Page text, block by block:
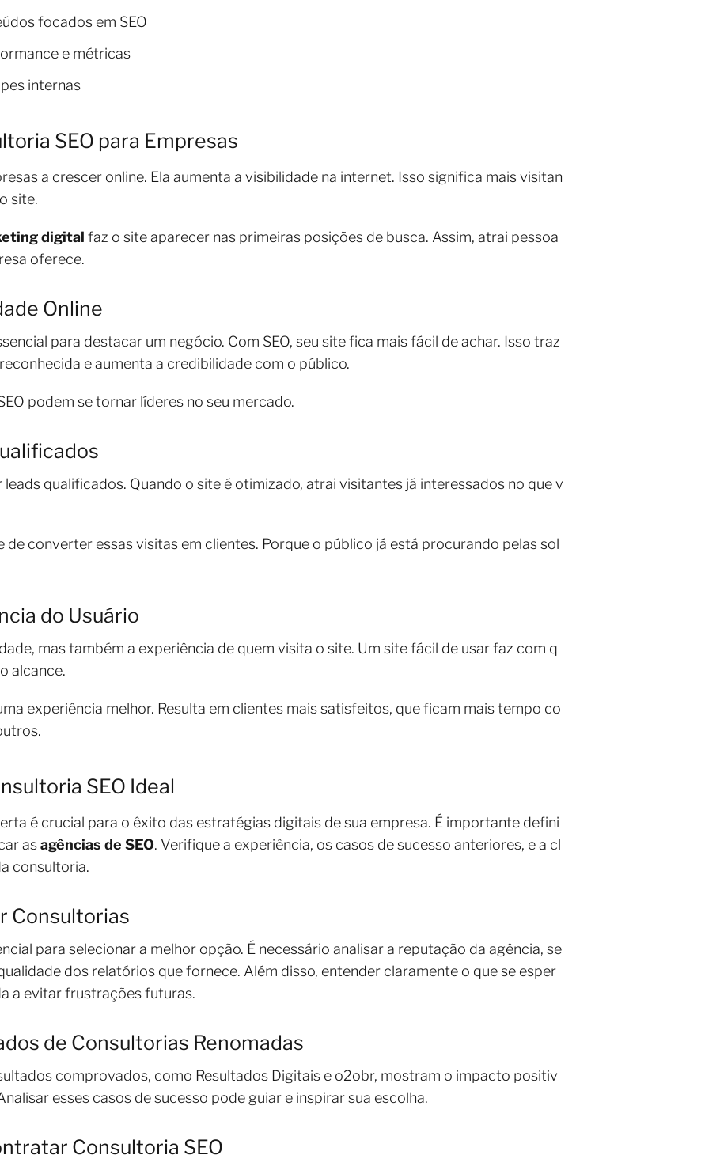
focados em SEO
e métricas
internas
SEO para Empresas
a crescer online. Ela aumenta a visibilidade na internet. Isso significa mais visitan
site.
digital faz o site aparecer nas primeiras posições de busca. Assim, atrai pessoa
oferece.
Online
para destacar um negócio. Com SEO, seu site fica mais fácil de achar. Isso traz
e aumenta a credibilidade com o público.
podem se tornar líderes no seu mercado.
leads qualificados. Quando o site é otimizado, atrai visitantes já interessados no que v
de converter essas visitas em clientes. Porque o público já está procurando pelas sol
do Usuário
mas também a experiência de quem visita o site. Um site fácil de usar faz com q
alcance.
experiência melhor. Resulta em clientes mais satisfeitos, que ficam mais tempo co
SEO Ideal
é crucial para o êxito das estratégias digitais de sua empresa. É importante defini
asagências de SEO. Verifique a experiência, os casos de sucesso anteriores, e a cl
consultoria.
Consultorias
para selecionar a melhor opção. É necessário analisar a reputação da agência, se
dos relatórios que fornece. Além disso, entender claramente o que se esper
a evitar frustrações futuras.
de Consultorias Renomadas
comprovados, como Resultados Digitais e o2obr, mostram o impacto positiv
esses casos de sucesso pode guiar e inspirar sua escolha.
Consultoria SEO